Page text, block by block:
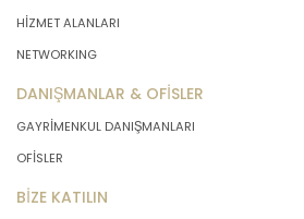
HİZMET ALANLARI
NETWORKING
DANIŞMANLAR & OFİSLER
GAYRİMENKUL DANIŞMANLARI
OFİSLER
BİZE KATILIN